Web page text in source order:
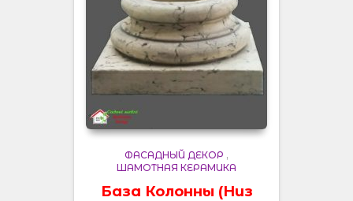
ФАСАДНЫЙ ДЕКОР ,
ШАМОТНАЯ КЕРАМИКА
База Колонны (Низ